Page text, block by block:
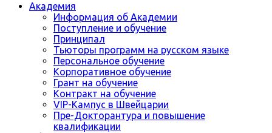
Академия
Информация об Академии
Поступление и обучение
Принципал
Тьюторы программ на русском языке
Персональное обучение
Корпоративное обучение
Грант на обучение
Контракт на обучение
VIP-Кампус в Швейцарии
Пре-Докторантура и повышение
квалификации